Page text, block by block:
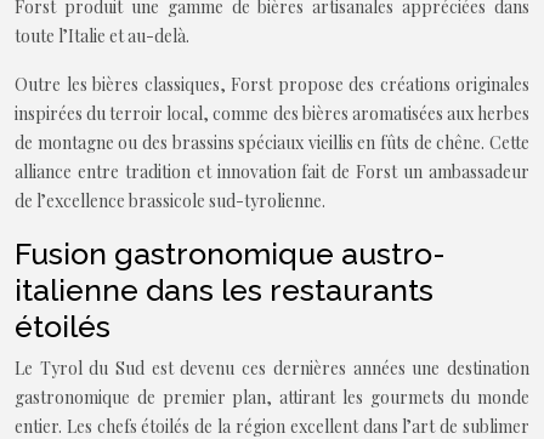
Forst produit une gamme de bières artisanales appréciées dans
toute l’Italie et au-delà.
Outre les bières classiques, Forst propose des créations originales
inspirées du terroir local, comme des bières aromatisées aux herbes
de montagne ou des brassins spéciaux vieillis en fûts de chêne. Cette
alliance entre tradition et innovation fait de Forst un ambassadeur
de l’excellence brassicole sud-tyrolienne.
Fusion gastronomique austro-
italienne dans les restaurants
étoilés
Le Tyrol du Sud est devenu ces dernières années une destination
gastronomique de premier plan, attirant les gourmets du monde
entier. Les chefs étoilés de la région excellent dans l’art de sublimer